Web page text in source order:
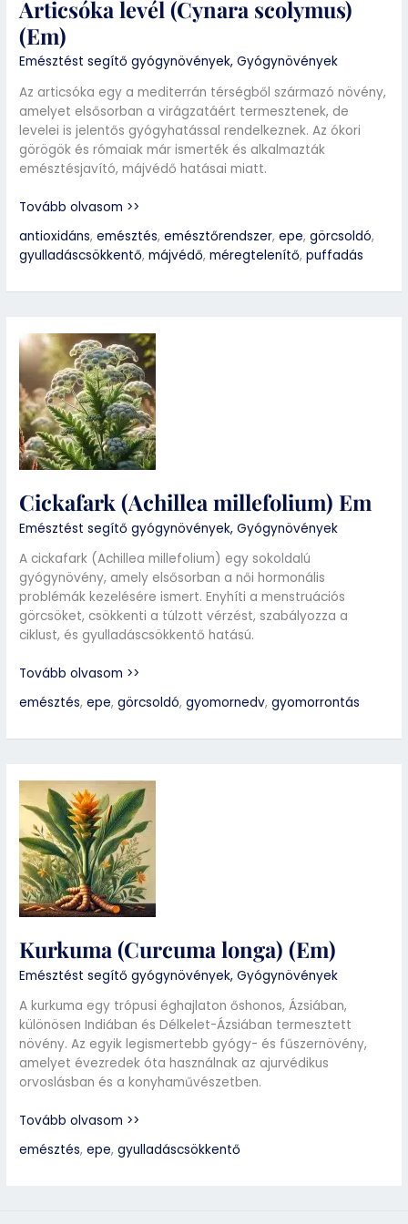
Articsóka levél (Cynara scolymus)
(Em)
Emésztést segítő gyógynövények,Gyógynövények
Az articsóka egy a mediterrán térségből származó növény,
amelyet elsősorban a virágzatáért termesztenek, de
levelei is jelentős gyógyhatással rendelkeznek. Az ókori
görögök és rómaiak már ismerték és alkalmazták
emésztésjavító, májvédő hatásai miatt.
Tovább olvasom >>
antioxidáns,emésztés,emésztőrendszer,epe,görcsoldó,
gyulladáscsökkentő,májvédő,méregtelenítő,puffadás
Cickafark (Achillea millefolium) Em
Emésztést segítő gyógynövények,Gyógynövények
A cickafark (Achillea millefolium) egy sokoldalú
gyógynövény, amely elsősorban a női hormonális
problémák kezelésére ismert. Enyhíti a menstruációs
görcsöket, csökkenti a túlzott vérzést, szabályozza a
ciklust, és gyulladáscsökkentő hatású.
Cickafark
(Achillea
millefolium)
Em
Tovább olvasom >>
emésztés,epe,görcsoldó,gyomornedv,gyomorrontás
Kurkuma (Curcuma longa) (Em)
Emésztést segítő gyógynövények,Gyógynövények
A kurkuma egy trópusi éghajlaton őshonos, Ázsiában,
különösen Indiában és Délkelet-Ázsiában termesztett
növény. Az egyik legismertebb gyógy- és fűszernövény,
amelyet évezredek óta használnak az ajurvédikus
orvoslásban és a konyhaművészetben.
Kurkuma
(Curcuma
longa)
(Em)
Tovább olvasom >>
emésztés,epe,gyulladáscsökkentő